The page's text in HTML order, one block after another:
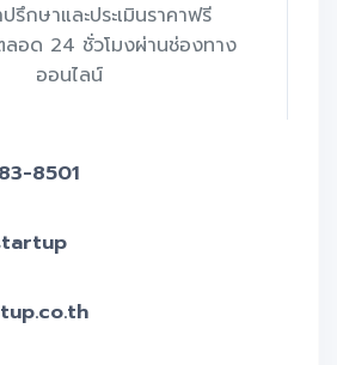
รึกษาและประเมินราคาฟรี
ลอด 24 ชั่วโมงผ่านช่องทาง
ออนไลน์
8501